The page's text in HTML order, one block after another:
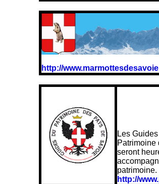
http://
Les
Patrimoine
seront
patrimoine.
http://